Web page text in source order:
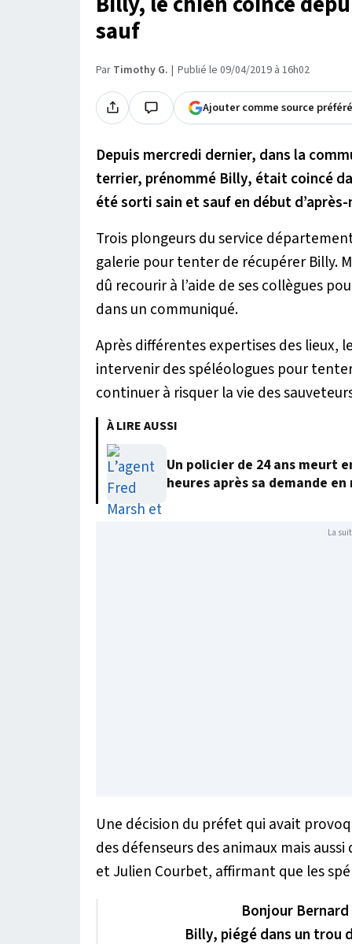
sauf
Par Timothy G. Publié le 09/04/2019 à 16h02
Ajouter comme source
Depuis mercredi dernier, dans la
terrier, prénommé Billy, était coincé
été sorti sain et sauf en début
Trois plongeurs du service
galerie pour tenter de récupérer Billy.
dû recourir à l’aide de ses collègues
dans un communiqué.
Après différentes expertises des lieux,
intervenir des spéléologues pour
continuer à risquer la vie des
À LIRE AUSSI
Un policier de 24 ans meurt
heures après sa demande
La
Une décision du préfet qui avait
des défenseurs des animaux mais
et Julien Courbet, affirmant que les
Bonjour
Billy, piégé dans un trou